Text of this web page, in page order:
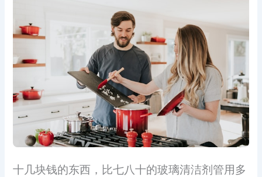
十几块钱的东西，比七八十的玻璃清洁剂管用多